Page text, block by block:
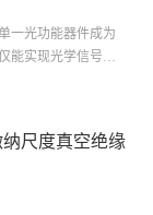
一光功能器件成为
能实现光学信号的
者高度集成面临巨
构难以维持一致
纳尺度真空绝缘